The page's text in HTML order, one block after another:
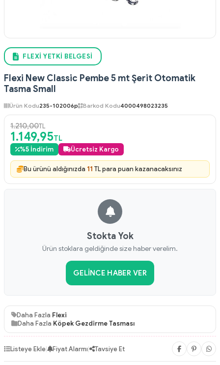
FLEXI YETKI BELGESI
Flexi New Classic Pembe 5 mt Şerit Otomatik
Tasma Small
Ürün Kodu235-102006p Barkod Kodu4000498023235
1.210,00TL
1.149,95TL
%5 İndirim Ücretsiz Kargo
Bu ürünü aldığınızda 11 TL para puan kazanacaksınız
Stokta Yok
Ürün stoklara geldiğinde size haber verelim.
GELINCE HABER VER
Daha Fazla Flexi
Daha Fazla Köpek Gezdirme Tasması
Listeye Ekle| Fiyat Alarmı| Tavsiye Et